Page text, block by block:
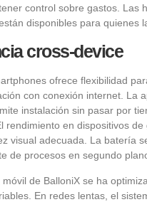
control sobre gastos. Las
disponibles para quienes
cross-device
ofrece flexibilidad
con conexión internet. La
instalación sin pasar por
rendimiento en dispositivos de
visual adecuada. La batería
de procesos en segundo
de BalloniX se ha
En redes lentas, el